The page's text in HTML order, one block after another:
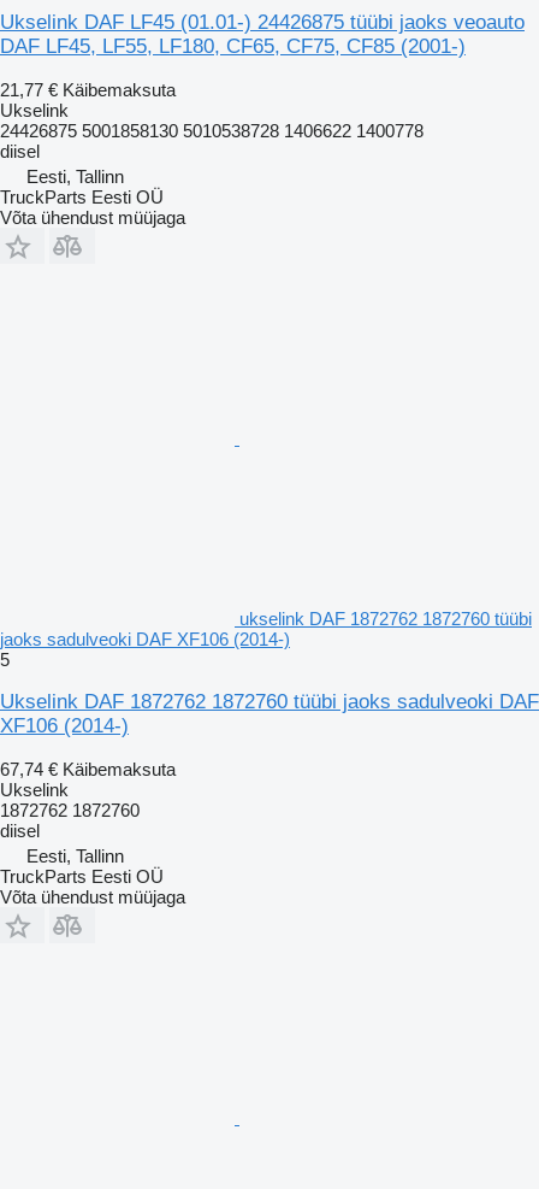
Ukselink DAF LF45 (01.01-) 24426875 tüübi jaoks veoauto
DAF LF45, LF55, LF180, CF65, CF75, CF85 (2001-)
21,77 € Käibemaksuta
Ukselink
24426875 5001858130 5010538728 1406622 1400778
diisel
Eesti, Tallinn
TruckParts Eesti OÜ
Võta ühendust müüjaga
ukselink DAF 1872762 1872760 tüübi
jaoks sadulveoki DAF XF106 (2014-)
5
Ukselink DAF 1872762 1872760 tüübi jaoks sadulveoki DAF
XF106 (2014-)
67,74 € Käibemaksuta
Ukselink
1872762 1872760
diisel
Eesti, Tallinn
TruckParts Eesti OÜ
Võta ühendust müüjaga